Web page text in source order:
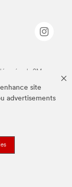
site
advertisements
de 3M.